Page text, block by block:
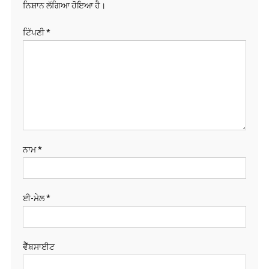
ਨਿਸ਼ਾਨ ਲੱਗਿਆ ਹੋਇਆ ਹੈ।
ਟਿੱਪਣੀ*
ਨਾਮ*
ਈ-ਮੇਲ*
ਵੈੱਬਸਾਈਟ